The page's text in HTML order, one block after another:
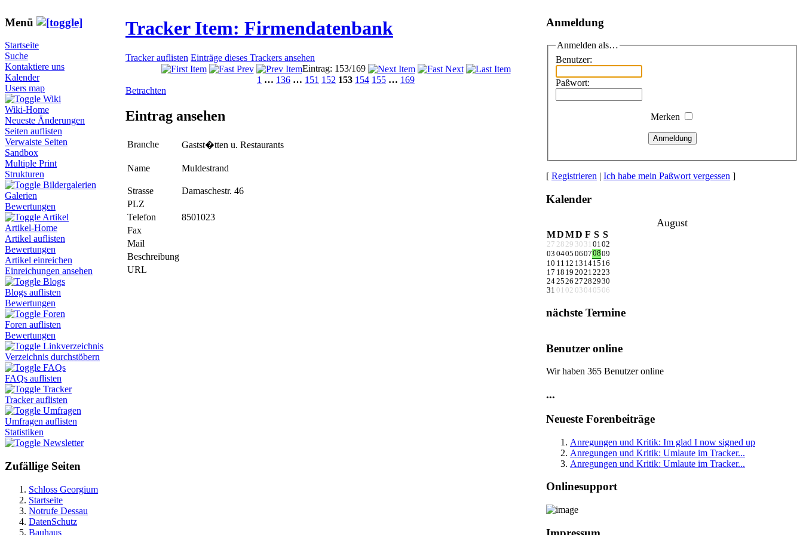
Menü
Startseite
Suche
Kontaktiere uns
Kalender
Users map
Wiki
Wiki-Home
Neueste Änderungen
Seiten auflisten
Verwaiste Seiten
Sandbox
Multiple Print
Strukturen
Bildergalerien
Galerien
Bewertungen
Artikel
Artikel-Home
Artikel auflisten
Bewertungen
Artikel einreichen
Einreichungen ansehen
Blogs
Blogs auflisten
Bewertungen
Foren
Foren auflisten
Bewertungen
Linkverzeichnis
Verzeichnis durchstöbern
FAQs
FAQs auflisten
Tracker
Tracker auflisten
Umfragen
Umfragen auflisten
Statistiken
Newsletter
Zufällige Seiten
Schloss Georgium
Startseite
Notrufe Dessau
DatenSchutz
Bauhaus
Tracker Item: Firmendatenbank
Tracker auflisten Einträge dieses Trackers ansehen
Eintrag: 153/169
1 … 136 … 151 152 153 154 155 … 169
Betrachten
Eintrag ansehen
Branche Gastst�tten u. Restaurants
Name Muldestrand
Strasse
Damaschestr. 46
PLZ
Telefon
8501023
Fax
Mail
Beschreibung
URL
Anmeldung
Anmelden als…
Benutzer:
Paßwort:
Merken
Anmeldung
[ Registrieren | Ich habe mein Paßwort vergessen ]
Kalender
August
MDMD F S S
27 28 29 30 31 0102
03 0405 06070809
10 11 12 13 1415 16
17 18 19 20212223
242526 27282930
31 01 02 03 04 05 06
nächste Termine
Benutzer online
Wir haben 365 Benutzer online
...
Neueste Forenbeiträge
Anregungen und Kritik: Im glad I now signed up
Anregungen und Kritik: Umlaute im Tracker...
Anregungen und Kritik: Umlaute im Tracker...
Onlinesupport